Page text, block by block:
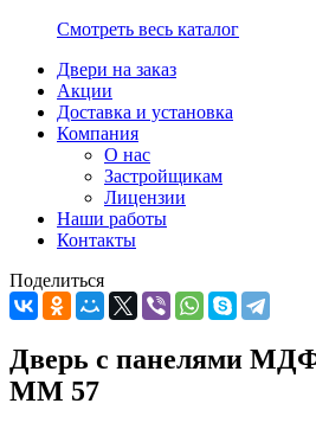
Смотреть весь каталог
Двери на заказ
Акции
Доставка и установка
Компания
О нас
Застройщикам
Лицензии
Наши работы
Контакты
Поделиться
Дверь с панелями
ММ 57